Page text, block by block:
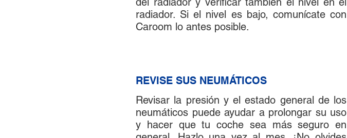
radiador. Si el nivel es bajo, comunícate con
Caroom lo antes posible.
REVISE SUS NEUMÁTICOS
Revisar la presión y el estado general de los
neumáticos puede ayudar a prolongar su uso
y hacer que tu coche sea más seguro en